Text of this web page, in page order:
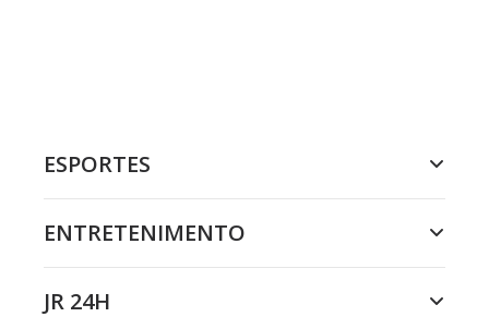
ESPORTES
ENTRETENIMENTO
JR 24H